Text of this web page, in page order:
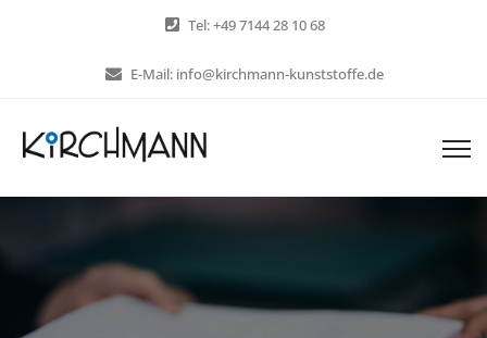
Tel: +49 7144 28 10 68
E-Mail: info@kirchmann-kunststoffe.de